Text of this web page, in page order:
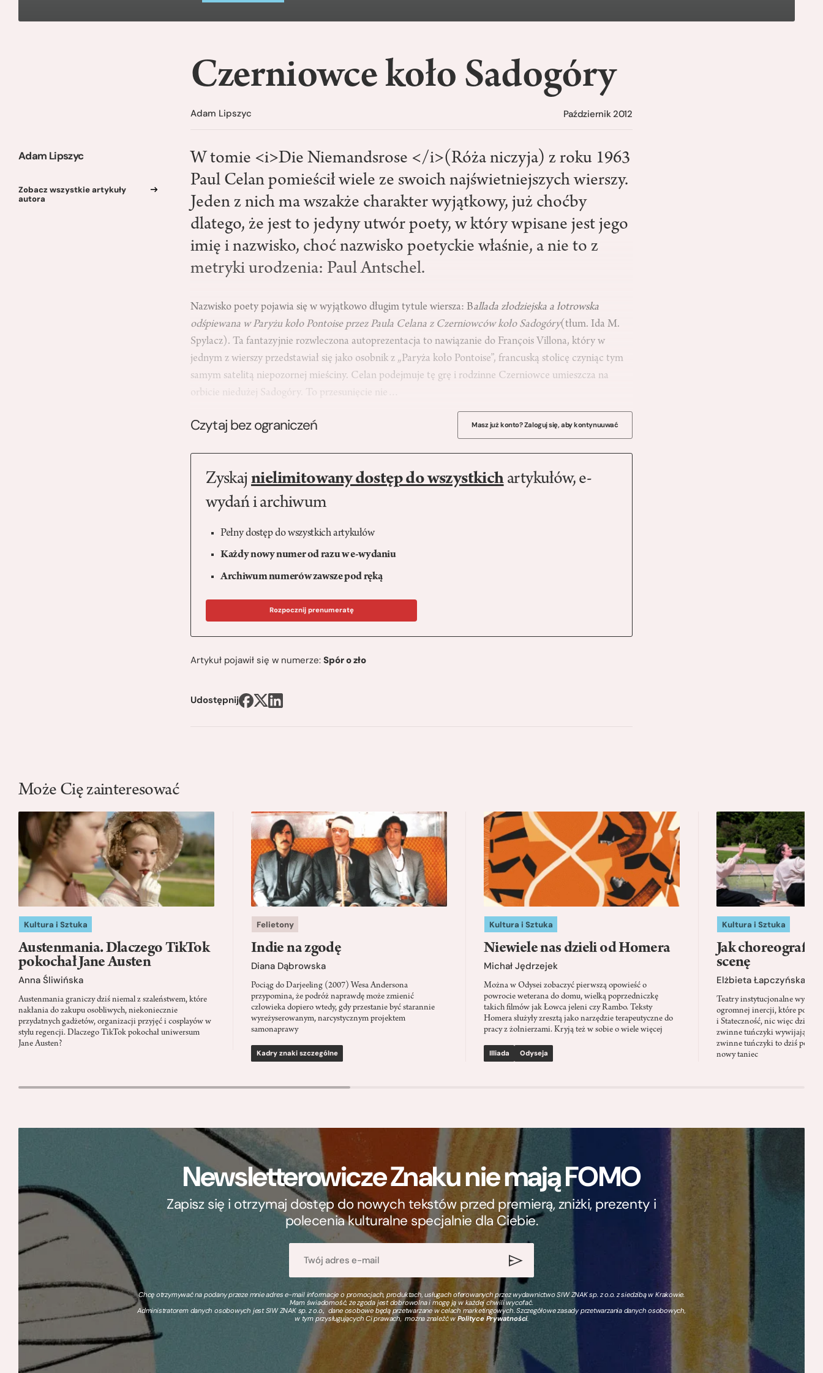
Adam Lipszyc
Zobacz wszystkie artykuły
autora
Czerniowce koło Sadogóry
Adam Lipszyc Październik 2012
W tomie <i>Die Niemandsrose </i>(Róża niczyja) z roku 1963
Paul Celan pomieścił wiele ze swoich najświetniejszych wierszy.
Jeden z nich ma wszakże charakter wyjątkowy, już choćby
dlatego, że jest to jedyny utwór poety, w który wpisane jest jego
imię i nazwisko, choć nazwisko poetyckie właśnie, a nie to z
metryki urodzenia: Paul Antschel.
Nazwisko poety pojawia się w wyjątkowo długim tytule wiersza: Ballada złodziejska a łotrowska
odśpiewana w Paryżu koło Pontoise przez Paula Celana z Czerniowców koło Sadogóry(tłum. Ida M.
Spylacz). Ta fantazyjnie rozwleczona autoprezentacja to nawiązanie do François Villona, który w
jednym z wierszy przedstawiał się jako osobnik z „Paryża koło Pontoise”, francuską stolicę czyniąc tym
samym satelitą niepozornej mieściny. Celan podejmuje tę grę i rodzinne Czerniowce umieszcza na
orbicie niedużej Sadogóry. To przesunięcie nie…
Czytaj bez ograniczeń Masz już konto? Zaloguj się, aby kontynuuwać
Zyskaj nielimitowany dostęp do wszystkichartykułów, e-
wydań i archiwum
Pełny dostęp do wszystkich artykułów
Każdy nowy numer od razu w e-wydaniu
Archiwum numerów zawsze pod ręką
Rozpocznij prenumeratę
Artykuł pojawił się w numerze:Spór o zło
Udostępnij
Może Cię zainteresować
Kultura i Sztuka
Austenmania. Dlaczego TikTok
pokochał Jane Austen
Anna Śliwińska
Austenmania graniczy dziś niemal z szaleństwem, które
nakłania do zakupu osobliwych, niekoniecznie
przydatnych gadżetów, organizacji przyjęć i cosplayów w
stylu regencji. Dlaczego TikTok pokochał uniwersum
Jane Austen?
Felietony
Indie na zgodę
Diana Dąbrowska
Pociąg do Darjeeling (2007) Wesa Andersona
przypomina, że podróż naprawdę może zmienić
człowieka dopiero wtedy, gdy przestanie być starannie
wyreżyserowanym, narcystycznym projektem
samonaprawy
Kadry znaki szczególne
Kultura i Sztuka
Niewiele nas dzieli od Homera
Michał Jędrzejek
Można w Odysei zobaczyć pierwszą opowieść o
powrocie weterana do domu, wielką poprzedniczkę
takich filmów jak Łowca jeleni czy Rambo. Teksty
Homera służyły zresztą jako narzędzie terapeutyczne do
pracy z żołnierzami. Kryją też w sobie o wiele więcej
Illiada Odyseja
Kultura i Sztuka
Jak
scenę
Elżbieta Łapczyńska
Teatry instytucjonalne
ogromnej inercji, które ponad
i Stateczność, nic więc
zwinne tuńczyki wywijają
zwinne tuńczyki to dziś
nowy taniec
Newsletterowicze Znaku nie mają FOMO
Zapisz się i otrzymaj dostęp do nowych tekstów przed premierą, zniżki, prezenty i
polecenia kulturalne specjalnie dla Ciebie.
Chcę otrzymywać na podany przeze mnie adres e-mail informacje o promocjach, produktach, usługach oferowanych przez wydawnictwo SIW ZNAK sp. z o.o. z siedzibą w Krakowie.
Mam świadomość, że zgoda jest dobrowolna i mogę ją w każdej chwili wycofać.
Administratorem danych osobowych jest SIW ZNAK sp. z o.o., dane osobowe będą przetwarzane w celach marketingowych. Szczegółowe zasady przetwarzania danych osobowych,
w tym przysługujących Ci prawach, można znaleźć wPolityce Prywatności.